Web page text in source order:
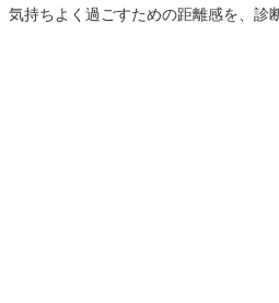
気持ちよく過ごすための距離感を、診